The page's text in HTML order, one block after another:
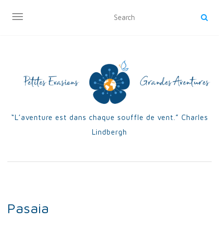
OUVRIR/FERMER LA NAVIGATION
“L’aventure est dans chaque souffle de vent.” Charles
Lindbergh
Pasaia